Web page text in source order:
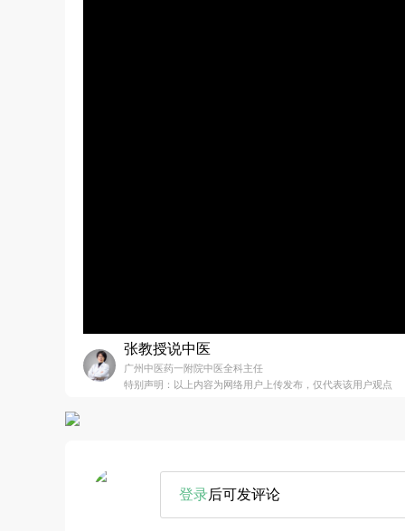
张教授说中医
广州中医药一附院中医全科主任
特别声明：以上内容为网络用户上传发布，仅代表该用户观点
登录后可发评论